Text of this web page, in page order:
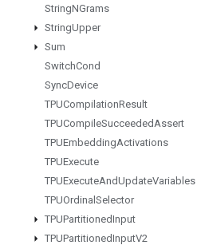
StringNGrams
StringUpper
Sum
SwitchCond
SyncDevice
TPUCompilationResult
TPUCompileSucceededAssert
TPUEmbeddingActivations
TPUExecute
TPUExecuteAndUpdateVariables
TPUOrdinal Selector
TPUPartitionedInput
TPUPartitionedInputV2